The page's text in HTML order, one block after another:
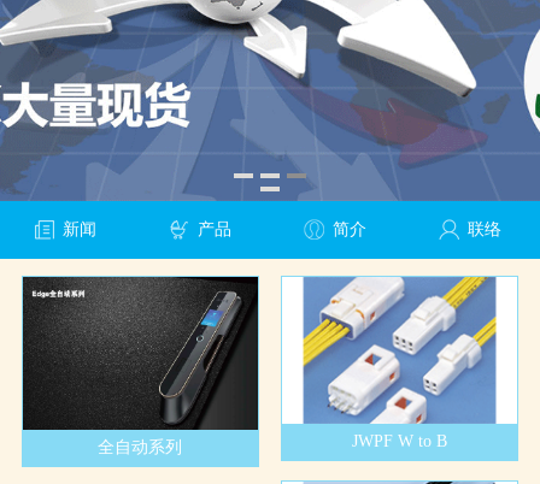
新闻 产品 简介 联络
全自动系列 JWPF W to B